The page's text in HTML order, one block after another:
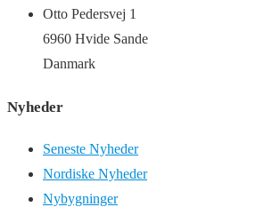
Otto Pedersvej 1
6960 Hvide Sande
Danmark
Nyheder
Seneste Nyheder
Nordiske Nyheder
Nybygninger